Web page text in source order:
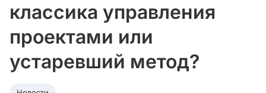
классика управления
проектами или
устаревший метод?